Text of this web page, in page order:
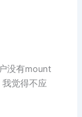
没有mount
觉得不应